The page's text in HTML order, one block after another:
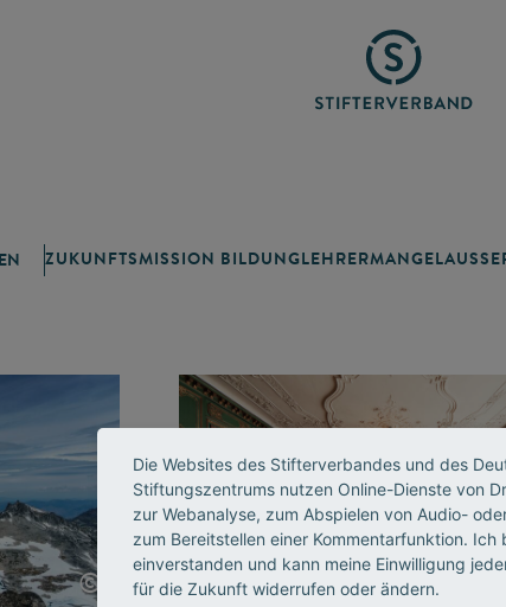
ZUKUNFTSMISSION BILDUNGLEHRERMANGEL
©
Die Websites des Stifterverbandes und des
Stiftungszentrums nutzen Online-Dienste von
zur Webanalyse, zum Abspielen von Audio-
zum Bereitstellen einer Kommentarfunktion. Ich
einverstanden und kann meine Einwilligung
für die Zukunft widerrufen oder ändern.